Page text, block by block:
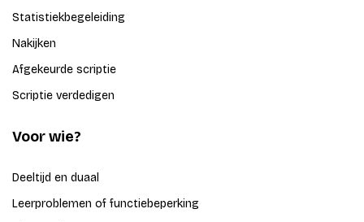
Statistiekbegeleiding
Nakijken
Afgekeurde scriptie
Scriptie verdedigen
Voor wie?
Deeltijd en duaal
Leerproblemen of functiebeperking